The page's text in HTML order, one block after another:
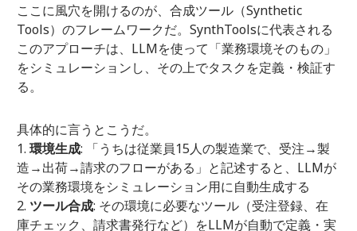
ここに風穴を開けるのが、合成ツール（Synthetic
Tools）のフレームワークだ。SynthToolsに代表される
このアプローチは、LLMを使って「業務環境そのもの」
をシミュレーションし、その上でタスクを定義・検証す
る。
具体的に言うとこうだ。
環境生成: 「うちは従業員15人の製造業で、受注→製
造→出荷→請求のフローがある」と記述すると、LLMが
その業務環境をシミュレーション用に自動生成する
ツール合成: その環境に必要なツール（受注登録、在
庫チェック、請求書発行など）をLLMが自動で定義・実